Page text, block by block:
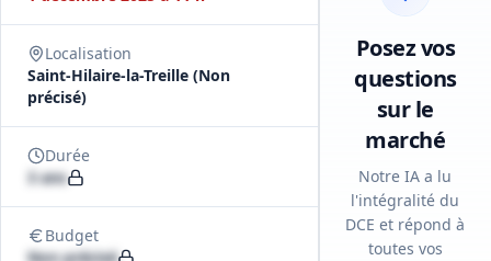
Localisation
Saint-Hilaire-la-Treille (Non
précisé)
Durée
3 ans
Budget
Posez vos
questions
sur le
marché
Notre IA a lu
l'intégralité du
DCE et répond à
toutes vos